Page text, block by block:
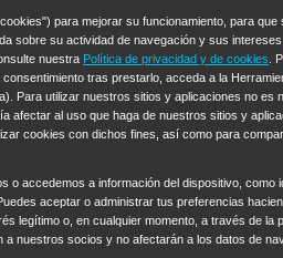
un
de Videos
of Cards Despedida Salvaje
Diez libras y un sueño Mr
de Susan Ryeland: Moonflower
NCIS: Nueva Orleans Pandora En
cerrado Alert: Unidad de
para mejorar su funcionamiento, para que
sobre su actividad de navegación y sus
nuestra Política de privacidad y de cookies .
tras prestarlo, acceda a la
Para utilizar nuestros sitios y aplicaciones no es
afectar al uso que haga de nuestros sitios y
cookies con dichos fines, así como para
o accedemos a información del dispositivo, como
aceptar o administrar tus preferencias
legítimo o, en cualquier momento, a través de la
nuestros socios y no afectarán a los datos de